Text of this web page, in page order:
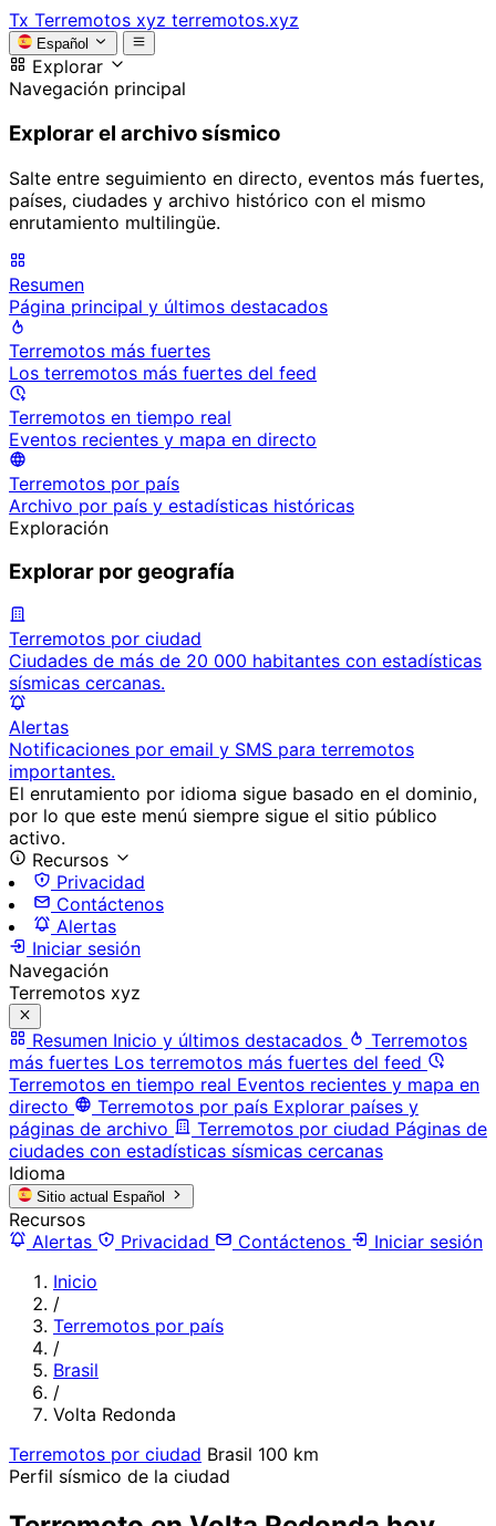
Tx Terremotos xyz terremotos.xyz
Español
Explorar
Navegación principal
Explorar el archivo sísmico
Salte entre seguimiento en directo, eventos más fuertes,
países, ciudades y archivo histórico con el mismo
enrutamiento multilingüe.
Resumen
Página principal y últimos destacados
Terremotos más fuertes
Los terremotos más fuertes del feed
Terremotos en tiempo real
Eventos recientes y mapa en directo
Terremotos por país
Archivo por país y estadísticas históricas
Exploración
Explorar por geografía
Terremotos por ciudad
Ciudades de más de 20 000 habitantes con estadísticas
sísmicas cercanas.
Alertas
Notificaciones por email y SMS para terremotos
importantes.
El enrutamiento por idioma sigue basado en el dominio,
por lo que este menú siempre sigue el sitio público
activo.
Recursos
Privacidad
Contáctenos
Alertas
Iniciar sesión
Navegación
Terremotos xyz
Resumen Inicio y últimos destacados
Terremotos
más fuertes Los terremotos más fuertes del feed
Terremotos en tiempo real Eventos recientes y mapa en
directo
Terremotos por país Explorar países y
páginas de archivo
Terremotos por ciudad Páginas de
ciudades con estadísticas sísmicas cercanas
Idioma
Sitio actual Español
Recursos
Alertas
Privacidad Contáctenos
Iniciar sesión
Inicio
/
Terremotos por país
/
Brasil
/
Volta Redonda
Terremotos por ciudad Brasil 100 km
Perfil sísmico de la ciudad